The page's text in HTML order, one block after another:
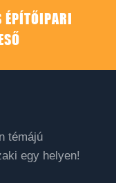
ÉPÍTŐIPARI
témájú
egy helyen!